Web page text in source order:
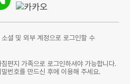
셜 및 외부 계정으로 로그인할 수
편지 가족으로 로그인하셔야 가능합니다.
번호를 만드신 후에 이용해 주세요.